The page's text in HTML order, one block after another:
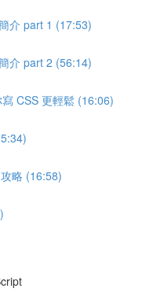
介 part 1 (17:53)
介 part 2 (56:14)
CSS 更輕鬆 (16:06)
略 (16:58)